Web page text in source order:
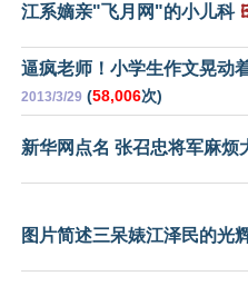
江系嫡亲"飞月网"的小儿科
逼疯老师！小学生作文晃动
2013/3/29 (58,006次)
新华网点名 张召忠将军麻烦
图片简述三呆婊江泽民的光